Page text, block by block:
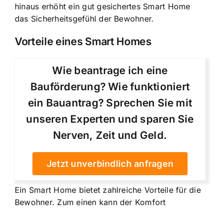
hinaus erhöht ein gut gesichertes Smart Home
das Sicherheitsgefühl der Bewohner.
Vorteile eines Smart Homes
Wie beantrage ich eine
Bauförderung? Wie funktioniert
ein Bauantrag? Sprechen Sie mit
unseren Experten und sparen Sie
Nerven, Zeit und Geld.
Jetzt unverbindlich anfragen
Ein Smart Home bietet zahlreiche Vorteile für die
Bewohner. Zum einen kann der Komfort